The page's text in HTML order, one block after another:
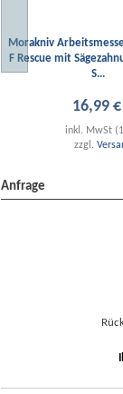
Morakniv
F Rescue mit
S...
16,99 €
inkl. MwSt
zzgl.
Anfrage